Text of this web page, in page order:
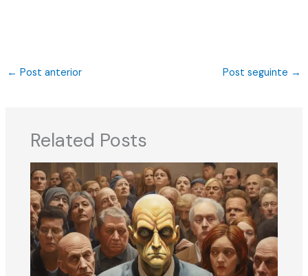
← Post anterior Post seguinte →
Related Posts